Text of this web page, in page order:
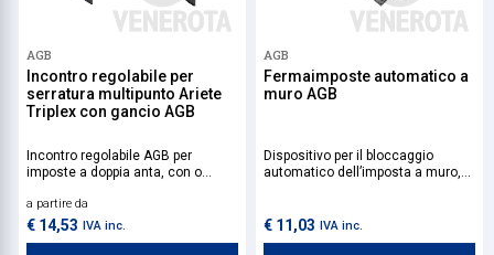
AGB
Incontro regolabile per
serratura multipunto Ariete
Triplex con gancio AGB
Incontro regolabile AGB per
imposte a doppia anta, con o
la serratura multipunto Ariete
Triplex con gancio.
a partire da
€ 14,53 IVA inc.
AGB
Fermaimposte automatico a
muro AGB
Dispositivo per il bloccaggio
automatico dell’imposta a muro,
regolazione verticale
dell'aggancio per garantire un
€ 11,03 IVA inc.